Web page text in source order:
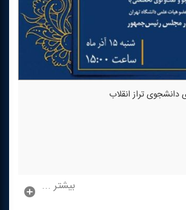
تراز انقلاب
بیشتر ...